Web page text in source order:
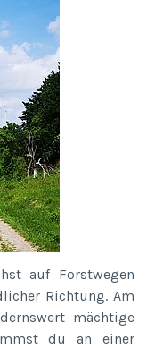
auf Forstwegen
Richtung. Am
mächtige
du an einer